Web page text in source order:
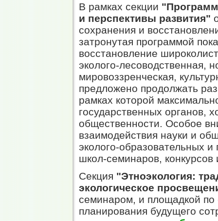
В рамках секции
и перспективы развития"
сохранения и
затронутая программой
восстановление
эколого-лесоводственная,
мировоззренческая,
предложено продолжать
рамках которой
государственных органов,
общественности. Особое
взаимодействия науки и
эколого-образовательных и
школ-семинаров, конкурсов
Секция "Этноэкология:
экологическое
семинаром, и площадкой
планирования будущего